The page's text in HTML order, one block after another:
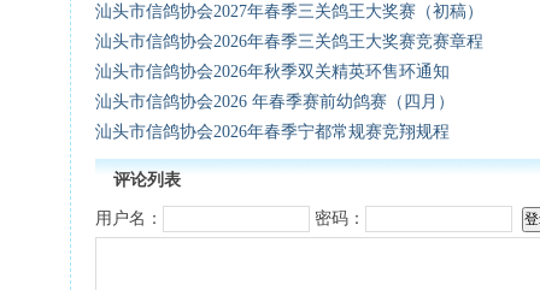
汕头市信鸽协会2027年春季三关鸽王大奖赛（初稿）
汕头市信鸽协会2026年春季三关鸽王大奖赛竞赛章程
汕头市信鸽协会2026年秋季双关精英环售环通知
汕头市信鸽协会2026 年春季赛前幼鸽赛（四月）
汕头市信鸽协会2026年春季宁都常规赛竞翔规程
评论列表
用户名： 密码：